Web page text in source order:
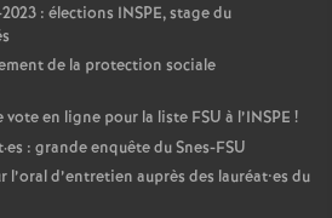
: élections INSPE, stage du
de la protection sociale
vote en ligne pour la liste FSU à l’INSPE !
·es : grande enquête du Snes-FSU
l’oral d’entretien auprès des lauréat•es du